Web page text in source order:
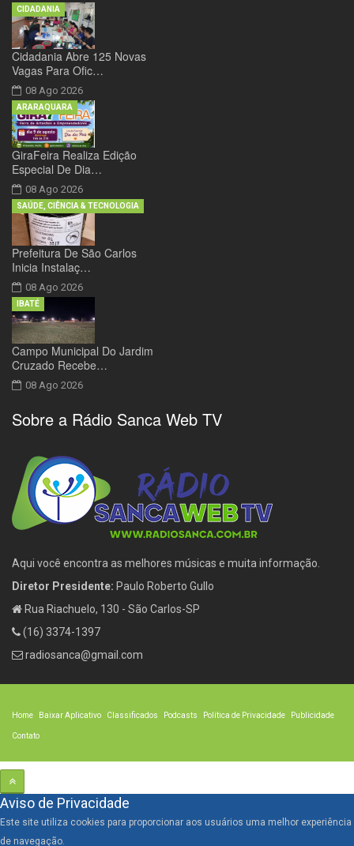
Cidadania Abre 125 Novas
Vagas Para Ofic…
08 Ago 2026
CIDADANIA
GiraFeira Realiza Edição
Especial De Dia…
08 Ago 2026
ARARAQUARA
Prefeitura De São Carlos
Inicia Instalaç…
08 Ago 2026
SAÚDE, CIÊNCIA & TECNOLOGIA
Campo Municipal Do Jardim
Cruzado Recebe…
08 Ago 2026
IBATÉ
Sobre a Rádio Sanca Web TV
Aqui você encontra as melhores músicas e muita informação.
Diretor Presidente: Paulo Roberto Gullo
Rua Riachuelo, 130 - São Carlos-SP
(16) 3374-1397
radiosanca@gmail.com
Home Baixar Aplicativo Classificados Podcasts Política de Privacidade Publicidade
Contato
Aviso de Privacidade
Este site utiliza cookies para proporcionar aos usuários uma melhor experiência
de navegação.